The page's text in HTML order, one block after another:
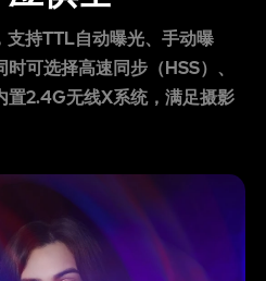
持TTL自动曝光、手动曝
可选择高速同步（HSS）、
置2.4G无线X系统，满足摄影